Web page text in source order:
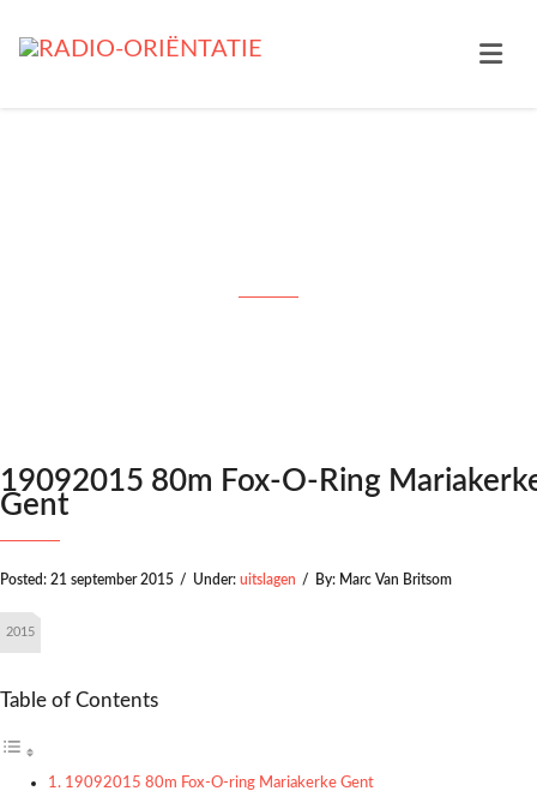
19092015 80m Fox-O-Ring
Gent
Posted: 21 september 2015 / Under: uitslagen / By: Marc Van Britsom
2015
Table of Contents
19092015 80m Fox-O-ring Mariakerke Gent